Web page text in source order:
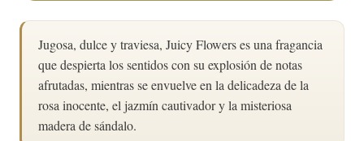
Jugosa, dulce y traviesa, Juicy Flowers es una fragancia
que despierta los sentidos con su explosión de notas
afrutadas, mientras se envuelve en la delicadeza de la
rosa inocente, el jazmín cautivador y la misteriosa
madera de sándalo.